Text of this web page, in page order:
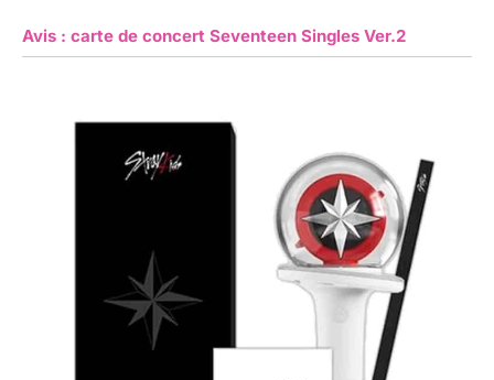
Avis : carte de concert Seventeen Singles Ver.2